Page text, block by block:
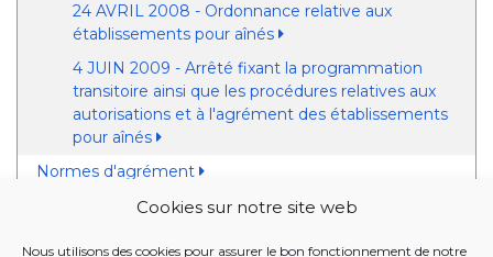
Cookies sur notre site web
Nous utilisons des cookies pour assurer le bon fonctionnement de notre
24 AVRIL 2008 - Ordonnance relative aux
établissements pour aînés
4 JUIN 2009 - Arrêté fixant la programmation
transitoire ainsi que les procédures relatives aux
autorisations et à l'agrément des établissements
pour aînés
Normes d'agrément
Financement de l'exploitation et exécution des